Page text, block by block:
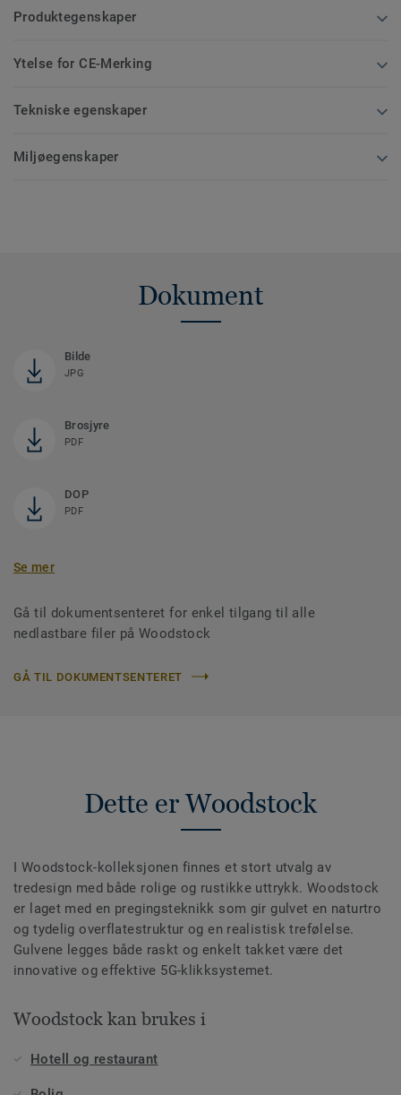
Produktegenskaper
Ytelse for CE-Merking
Tekniske egenskaper
Miljøegenskaper
Dokument
Bilde
JPG
Brosjyre
PDF
DOP
PDF
Se mer
Gå til dokumentsenteret for enkel tilgang til alle
nedlastbare filer på Woodstock
GÅ TIL DOKUMENTSENTERET
Dette er Woodstock
I Woodstock-kolleksjonen finnes et stort utvalg av
tredesign med både rolige og rustikke uttrykk. Woodstock
er laget med en pregingsteknikk som gir gulvet en naturtro
og tydelig overflatestruktur og en realistisk trefølelse.
Gulvene legges både raskt og enkelt takket være det
innovative og effektive 5G-klikksystemet.
Woodstock kan brukes i
Hotell og restaurant